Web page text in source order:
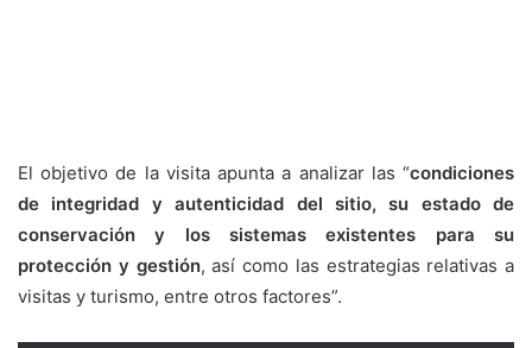
El objetivo de la visita apunta a analizar las “condiciones
de integridad y autenticidad del sitio, su estado de
conservación y los sistemas existentes para su
protección y gestión, así como las estrategias relativas a
visitas y turismo, entre otros factores”.